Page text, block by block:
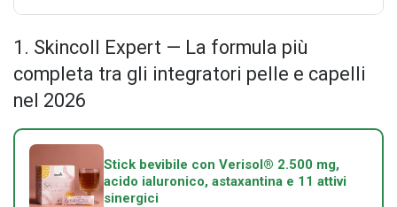
1. Skincoll Expert — La formula più
completa tra gli integratori pelle e capelli
nel 2026
Stick bevibile con Verisol® 2.500 mg,
acido ialuronico, astaxantina e 11 attivi
sinergici